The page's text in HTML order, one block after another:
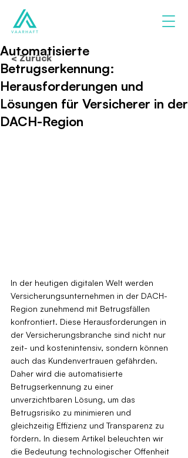
Automatisierte
Betrugserkennung:
Herausforderungen und
Lösungen für Versicherer in der
DACH-Region
In der heutigen digitalen Welt werden
Versicherungsunternehmen in der DACH-
Region zunehmend mit Betrugsfällen
konfrontiert. Diese Herausforderungen in
der Versicherungsbranche sind nicht nur
zeit- und kostenintensiv, sondern können
auch das Kundenvertrauen gefährden.
Daher wird die automatisierte
Betrugserkennung zu einer
unverzichtbaren Lösung, um das
Betrugsrisiko zu minimieren und
gleichzeitig Effizienz und Transparenz zu
fördern. In diesem Artikel beleuchten wir
die Bedeutung technologischer Offenheit
< Zurück